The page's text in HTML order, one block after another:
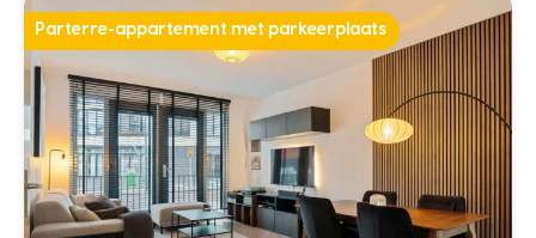
Parterre-appartement met parkeerplaats